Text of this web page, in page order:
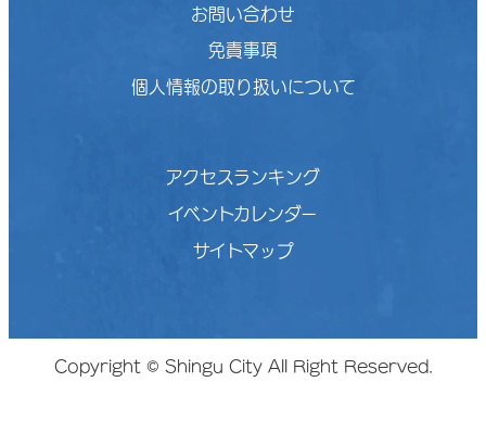
お問い合わせ
免責事項
個人情報の取り扱いについて
アクセスランキング
イベントカレンダー
サイトマップ
Copyright © Shingu City All Right Reserved.